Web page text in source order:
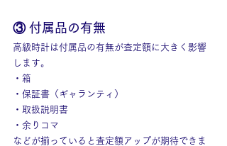
③ 付属品の有無
高級時計は付属品の有無が査定額に大きく影響
します。
・箱
・保証書（ギャランティ）
・取扱説明書
・余りコマ
などが揃っていると査定額アップが期待できま